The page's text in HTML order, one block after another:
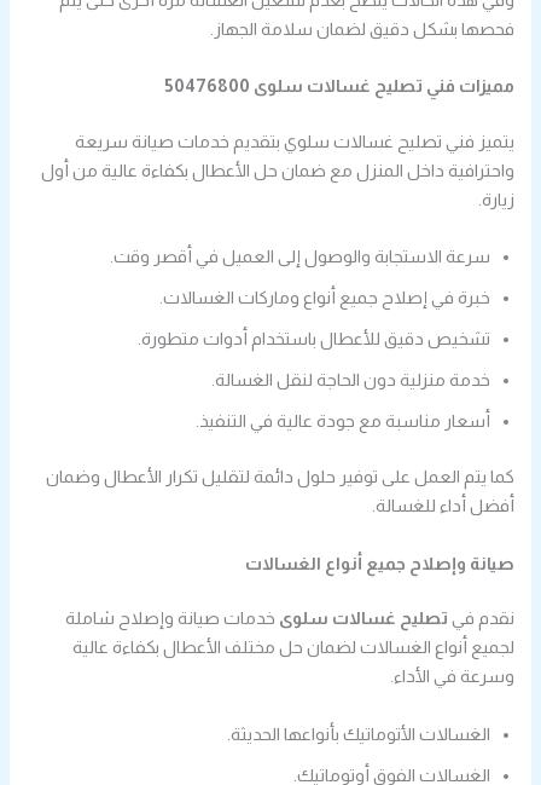
فحصها بشكل دقيق لضمان سلامة الجهاز.
مميزات فني تصليح غسالات سلوى 50476800
يتميز فني تصليح غسالات سلوي بتقديم خدمات صيانة سريعة
واحترافية داخل المنزل مع ضمان حل الأعطال بكفاءة عالية من أول
زيارة.
سرعة الاستجابة والوصول إلى العميل في أقصر وقت.
خبرة في إصلاح جميع أنواع وماركات الغسالات.
تشخيص دقيق للأعطال باستخدام أدوات متطورة.
خدمة منزلية دون الحاجة لنقل الغسالة.
أسعار مناسبة مع جودة عالية في التنفيذ.
كما يتم العمل على توفير حلول دائمة لتقليل تكرار الأعطال وضمان
أفضل أداء للغسالة.
صيانة وإصلاح جميع أنواع الغسالات
نقدم في تصليح غسالات سلوى خدمات صيانة وإصلاح شاملة
لجميع أنواع الغسالات لضمان حل مختلف الأعطال بكفاءة عالية
وسرعة في الأداء.
الغسالات الأتوماتيك بأنواعها الحديثة.
الغسالات الفوق أوتوماتيك.